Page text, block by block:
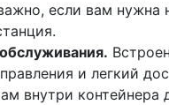
если вам нужна
и легкий
внутри контейнера